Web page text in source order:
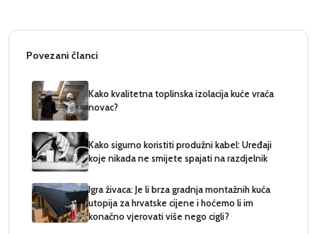
Povezani članci
Kako kvalitetna toplinska izolacija kuće vraća
novac?
Kako sigurno koristiti produžni kabel: Uređaji
koje nikada ne smijete spajati na razdjelnik
Igra živaca: Je li brza gradnja montažnih kuća
utopija za hrvatske cijene i hoćemo li im
konačno vjerovati više nego cigli?